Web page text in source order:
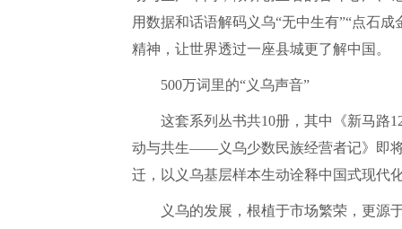
用数据和话语解码义乌“无中生有”“点石
精神，让世界透过一座县城更了解中国。
500万词里的“义乌声音”
这套系列丛书共10册，其中《新马路
动与共生——义乌少数民族经营者记》即
迁，以义乌基层样本生动诠释中国式现代
义乌的发展，根植于市场繁荣，更源